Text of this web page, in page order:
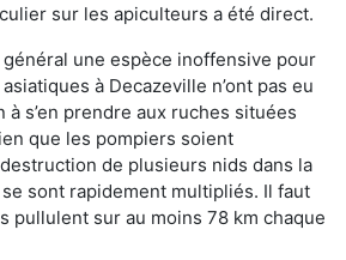
sur les apiculteurs a été direct.
général une espèce inoffensive pour
à Decazeville n’ont pas eu
s’en prendre aux ruches situées
que les pompiers soient
de plusieurs nids dans la
sont rapidement multipliés. Il faut
pullulent sur au moins 78 km chaque